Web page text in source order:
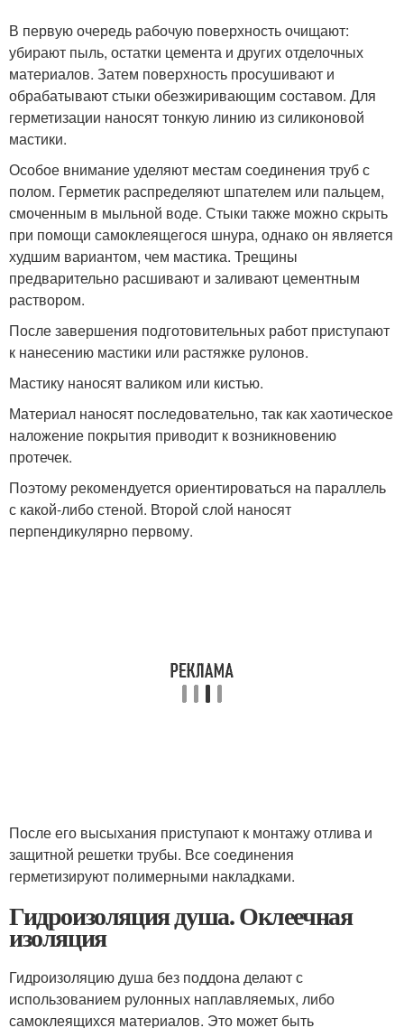
В первую очередь рабочую поверхность очищают:
убирают пыль, остатки цемента и других отделочных
материалов. Затем поверхность просушивают и
обрабатывают стыки обезжиривающим составом. Для
герметизации наносят тонкую линию из силиконовой
мастики.
Особое внимание уделяют местам соединения труб с
полом. Герметик распределяют шпателем или пальцем,
смоченным в мыльной воде. Стыки также можно скрыть
при помощи самоклеящегося шнура, однако он является
худшим вариантом, чем мастика. Трещины
предварительно расшивают и заливают цементным
раствором.
После завершения подготовительных работ приступают
к нанесению мастики или растяжке рулонов.
Мастику наносят валиком или кистью.
Материал наносят последовательно, так как хаотическое
наложение покрытия приводит к возникновению
протечек.
Поэтому рекомендуется ориентироваться на параллель
с какой-либо стеной. Второй слой наносят
перпендикулярно первому.
После его высыхания приступают к монтажу отлива и
защитной решетки трубы. Все соединения
герметизируют полимерными накладками.
Гидроизоляция душа. Оклеечная
изоляция
Гидроизоляцию душа без поддона делают с
использованием рулонных наплавляемых, либо
самоклеящихся материалов. Это может быть